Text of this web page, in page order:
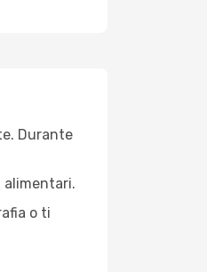
Durante
alimentari.
o ti